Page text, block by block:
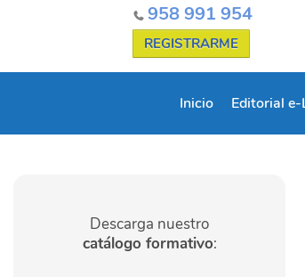
958 991 954
REGISTRARME
Inicio Editorial
Descarga nuestro
catálogo formativo: